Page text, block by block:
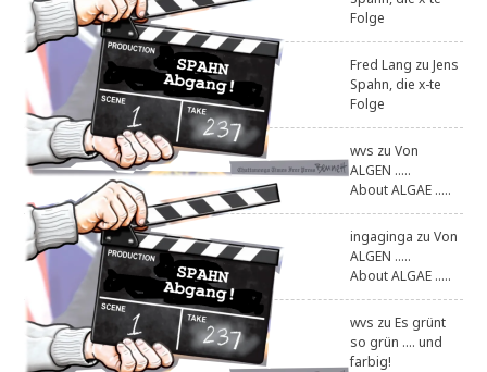
Folge
Fred Lang zuJens
Spahn, die x-te
Folge
wvs zuVon
ALGEN .....
About ALGAE .....
ingaginga zuVon
ALGEN .....
About ALGAE .....
wvs zuEs grünt
so grün .... und
farbig!